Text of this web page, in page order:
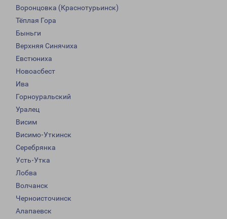
Воронцовка (Краснотурьинск)
Тёплая Гора
Быньги
Верхняя Синячиха
Евстюниха
Новоасбест
Ива
Горноуральский
Уралец
Висим
Висимо-Уткинск
Серебрянка
Усть-Утка
Лобва
Волчанск
Черноисточинск
Алапаевск